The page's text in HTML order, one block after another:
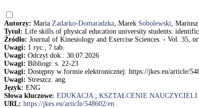
Autorzy: Maria Zadarko-Domaradzka, Marek Sobolewski, Mariusz
Tytuł: Life skills of physical education university students:
Źródło: Journal of Kinesiology and Exercise Sciences. - Vol. 35,
Uwagi: 1 ryc., 7 tab.
Uwagi: Odczyt dok.: 30.07.2026
Uwagi: Bibliogr. s. 22-23
Uwagi: Dostępny w formie elektronicznej: https://jkes.eu/article/
Uwagi: Streszcz. ang.
Język: ENG
Słowa kluczowe: EDUKACJA; KSZTAŁCENIE NAUCZYCIELI
URL: https://jkes.eu/article/548602/en